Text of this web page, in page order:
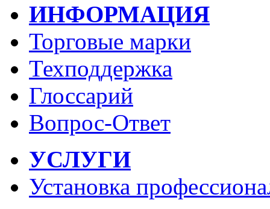
ИНФОРМАЦИЯ
Торговые марки
Техподдержка
Глоссарий
Вопрос-Ответ
УСЛУГИ
Установка